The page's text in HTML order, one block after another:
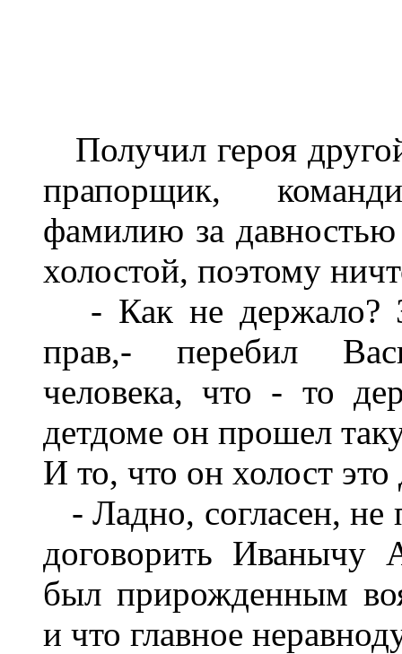
Получил героя
прапорщик,
фамилию за
холостой, поэтому
- Как не держало?
прав,- перебил
человека, что - то
детдоме он прошел
И то, что он холост
- Ладно, согласен, не
договорить Иванычу
был прирожденным
и что главное